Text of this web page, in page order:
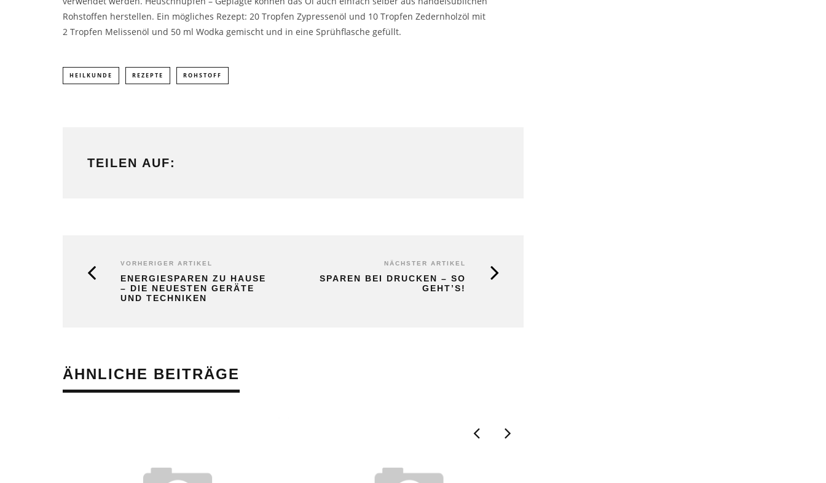
Rohstoffen herstellen. Ein mögliches Rezept: 20 Tropfen Zypressenöl und 10 Tropfen Zedernholzöl mit
2 Tropfen Melissenöl und 50 ml Wodka gemischt und in eine Sprühflasche gefüllt.
HEILKUNDE REZEPTE ROHSTOFF
TEILEN AUF:
VORHERIGER ARTIKEL
ENERGIESPAREN ZU HAUSE
– DIE NEUESTEN GERÄTE
UND TECHNIKEN
NÄCHSTER ARTIKEL
SPAREN BEI DRUCKEN – SO
GEHT’S!
ÄHNLICHE BEITRÄGE